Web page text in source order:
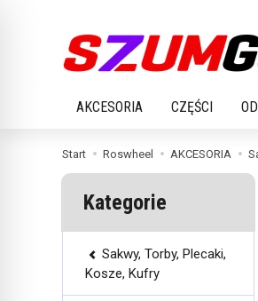
AKCESORIA CZĘŚCI
Start Roswheel AKCESORIA
Kategorie
Sakwy, Torby, Plecaki,
Kosze, Kufry